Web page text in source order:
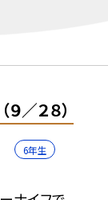
／２８）
6年生